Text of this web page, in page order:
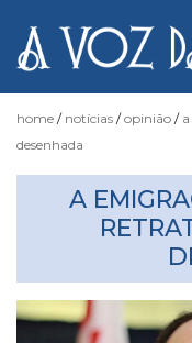
Notícias
do
Acaso
home notícias opinião
desenhada
A